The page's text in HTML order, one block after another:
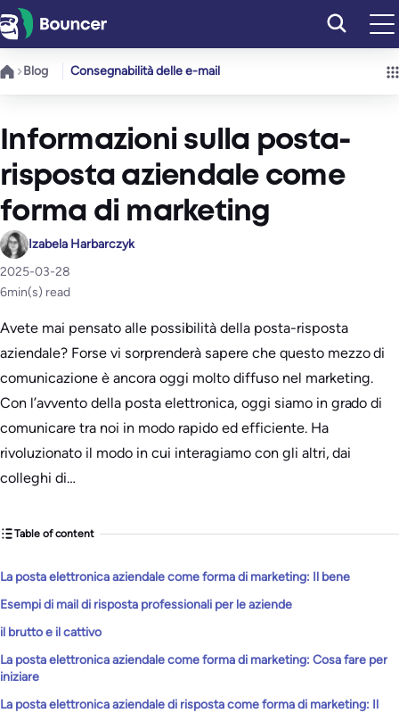
Vai
al
contenuto
Blog Consegnabilità delle e-mail
Informazioni sulla posta-
risposta aziendale come
forma di marketing
Izabela Harbarczyk
2025-03-28
6min(s) read
Avete mai pensato alle possibilità della posta-risposta
aziendale? Forse vi sorprenderà sapere che questo mezzo di
comunicazione è ancora oggi molto diffuso nel marketing.
Con l’avvento della posta elettronica, oggi siamo in grado di
comunicare tra noi in modo rapido ed efficiente. Ha
rivoluzionato il modo in cui interagiamo con gli altri, dai
colleghi di…
Table of content
La posta elettronica aziendale come forma di marketing: Il bene
Esempi di mail di risposta professionali per le aziende
il brutto e il cattivo
La posta elettronica aziendale come forma di marketing: Cosa fare per
iniziare
La posta elettronica aziendale di risposta come forma di marketing: Il